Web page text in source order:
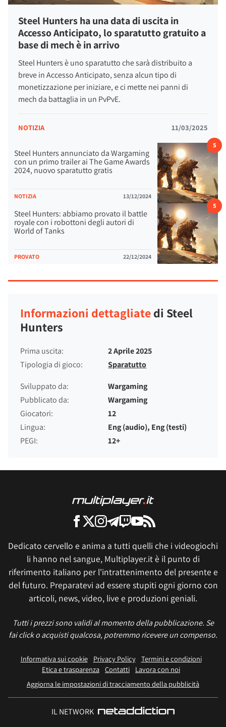
Steel Hunters ha una data di uscita in
Accesso Anticipato, lo sparatutto gratuito a
base di mech è in arrivo
Steel Hunters è uno sparatutto che sarà distribuito a
breve in Accesso Anticipato, senza alcun tipo di
monetizzazione per iniziare, e ci mette nei panni di
mech da battaglia in un PvPvE.
NOTIZIA 11/03/2025
Steel Hunters annunciato da Wargaming
con un primo trailer ai The Game Awards
2024, nuovo sparatutto gratis
NOTIZIA 13/12/2024
5
Steel Hunters: abbiamo provato il battle
royale con i robottoni degli autori di
World of Tanks
PROVATO 22/12/2024
5
Informazioni dettagliatedi Steel
Hunters
Prima uscita:
2 Aprile 2025
Tipologia di gioco:
Sparatutto
Sviluppato da:
Wargaming
Pubblicato da:
Wargaming
Giocatori:
12
Lingua:
Eng (audio), Eng (testi)
PEGI:
12+
Dedicato cervello e anima a tutti quelli che i videogiochi
li hanno nel sangue, Multiplayer.it è il punto di
riferimento italiano per l'intrattenimento del presente e
del futuro. Preparatevi ad essere stupiti ogni giorno con
articoli, news, video, live e produzioni geniali.
Tutti i prezzi sono validi al momento della pubblicazione. Se
fai click o acquisti qualcosa, potremmo ricevere un compenso.
Informativa sui cookie Privacy Policy
Termini e condizioni
Etica e trasparenza Contatti
Lavora con noi
Aggiorna le impostazioni di tracciamento della pubblicità
IL NETWORK